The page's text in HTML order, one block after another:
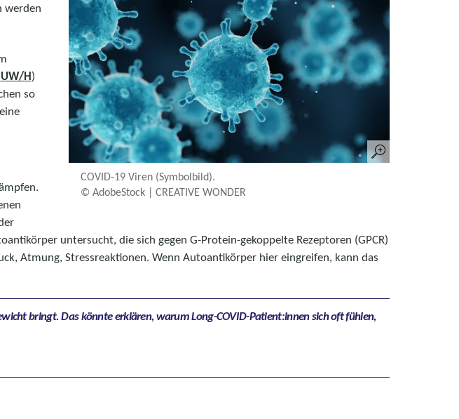
COVID-19 Viren (Symbolbild).
© AdobeStock | CREATIVE WONDER
werden
UW/H)
so
untersucht, die sich gegen G-Protein-gekoppelte Rezeptoren (GPCR)
Atmung, Stressreaktionen. Wenn Autoantikörper hier eingreifen, kann das
bringt. Das könnte erklären, warum Long-COVID-Patient:innen sich oft fühlen,